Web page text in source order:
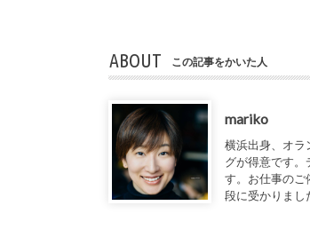
ABOUT この記事をかいた人
mariko
横浜出身、オラ
グが得意です。
す。お仕事のご
段に受かりまし